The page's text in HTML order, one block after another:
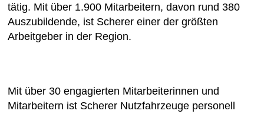
tätig. Mit über 1.900 Mitarbeitern, davon rund 380
Auszubildende, ist Scherer einer der größten
Arbeitgeber in der Region.
Mit über 30 engagierten Mitarbeiterinnen und
Mitarbeitern ist Scherer Nutzfahrzeuge personell